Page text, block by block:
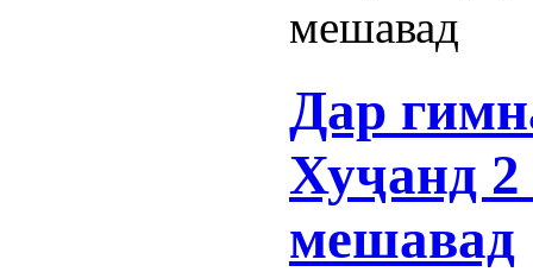
мешавад
Дар
Хуҷанд 2
мешавад